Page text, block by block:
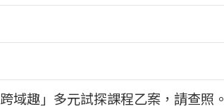
域趣」多元試探課程乙案，請查照。